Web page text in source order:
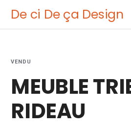
De ci De ça Design
VENDU
MEUBLE
RIDEAU